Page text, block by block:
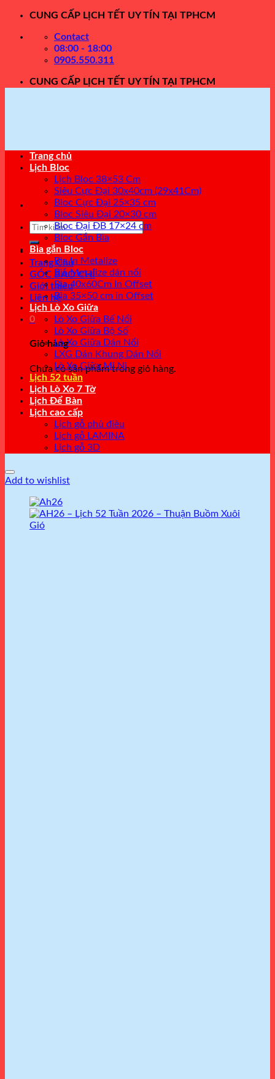
Skip
content
CUNG CẤP LỊCH TẾT UY TÍN TẠI TPHCM
Contact
08:00 - 18:00
0905.550.311
CUNG CẤP LỊCH TẾT UY TÍN TẠI TPHCM
Tìm
kiếm:
Trang Chủ
GÓC BÁO CHÍ
Giới thiệu
Liên hệ
0
Giỏ hàng
Chưa có sản phẩm trong giỏ hàng.
Trang chủ
Lịch Bloc
Lịch Bloc 38×53 Cm
Siêu Cực Đại 30x40cm (29x41Cm)
Bloc Cực Đại 25×35 cm
Bloc Siêu Đại 20×30 cm
Bloc Đại ĐB 17×24 cm
Bloc Gắn Bìa
Bìa gắn Bloc
Bìa In Metalize
Bìa Metalize dán nổi
Bìa 40x60Cm In Offset
Bìa 35×50 cm in Offset
Lịch Lò Xo Giữa
Lò Xo Giữa Bế Nổi
Lò Xo Giữa Bộ Số
Lò Xo Giữa Dán Nổi
LXG Dán Khung Dán Nổi
Lò Xo Giữa Mi Ni
Lịch 52 tuần
Lịch Lò Xo 7 Tờ
Lịch Để Bàn
Lịch cao cấp
Lịch gỗ phù điêu
Lịch gỗ LAMINA
Lịch gỗ 3D
Add to wishlist